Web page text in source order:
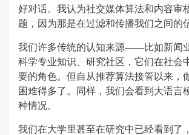
好对话。我认为社交媒体算法和内容审
题，因为那是在过滤和传播我们之间的
我们许多传统的认知来源——比如新闻
科学专业知识、研究社区，它们在社会
要的角色。但自从推荐算法接管以来，
困难得多了。同样，我们会看到大语言
种情况。
我们在大学里甚至在研究中已经看到了